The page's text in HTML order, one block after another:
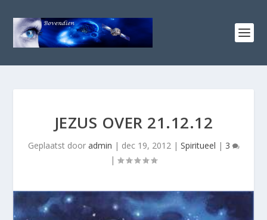
JEZUS OVER 21.12.12
Geplaatst door admin | dec 19, 2012| Spiritueel | 3
|